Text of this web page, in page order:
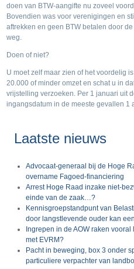
doen van BTW-aangifte nu zoveel
Bovendien was voor verenigingen en
aftrekken en geen BTW betalen door
weg.
Doen of niet?
U moet zelf maar zien of het voordelig
20.000 of minder omzet en schat u in
vrijstelling verzoeken. Per 1 januari uit
ingangsdatum in de meeste gevallen 1
Laatste nieuws
Advocaat-generaal bij de Hoge
overname Fagoed-financiering
Arrest Hoge Raad inzake niet-
einde van de zaak…?
Kennisgroepstandpunt van
door langstlevende ouder kan
Ingrepen in de AOW raken
met EVRM?
Pacht in beweging, box 3 onder
particuliere verpachter van